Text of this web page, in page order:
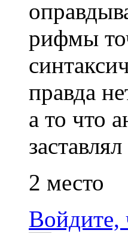
рифмы
правда
а то что
2 место
Войдите,